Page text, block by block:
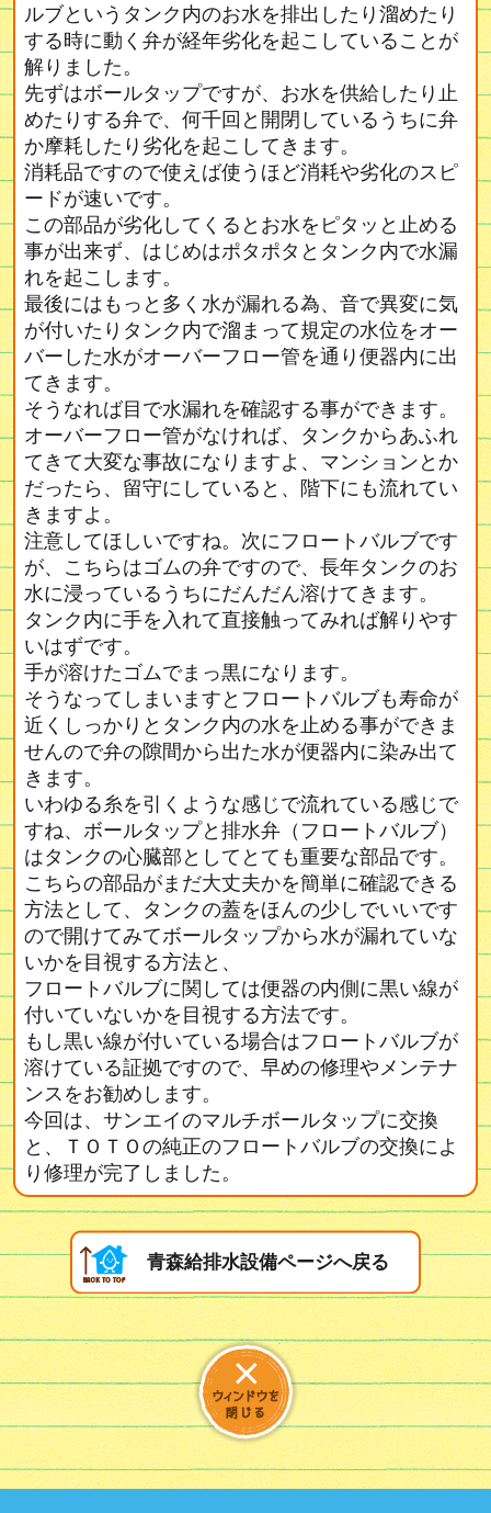
ルブというタンク内のお水を排出したり溜めたり
する時に動く弁が経年劣化を起こしていることが
解りました。
先ずはボールタップですが、お水を供給したり止
めたりする弁で、何千回と開閉しているうちに弁
か摩耗したり劣化を起こしてきます。
消耗品ですので使えば使うほど消耗や劣化のスピ
ードが速いです。
この部品が劣化してくるとお水をピタッと止める
事が出来ず、はじめはポタポタとタンク内で水漏
れを起こします。
最後にはもっと多く水が漏れる為、音で異変に気
が付いたりタンク内で溜まって規定の水位をオー
バーした水がオーバーフロー管を通り便器内に出
てきます。
そうなれば目で水漏れを確認する事ができます。
オーバーフロー管がなければ、タンクからあふれ
てきて大変な事故になりますよ、マンションとか
だったら、留守にしていると、階下にも流れてい
きますよ。
注意してほしいですね。次にフロートバルブです
が、こちらはゴムの弁ですので、長年タンクのお
水に浸っているうちにだんだん溶けてきます。
タンク内に手を入れて直接触ってみれば解りやす
いはずです。
手が溶けたゴムでまっ黒になります。
そうなってしまいますとフロートバルブも寿命が
近くしっかりとタンク内の水を止める事ができま
せんので弁の隙間から出た水が便器内に染み出て
きます。
いわゆる糸を引くような感じで流れている感じで
すね、ボールタップと排水弁（フロートバルブ）
はタンクの心臓部としてとても重要な部品です。
こちらの部品がまだ大丈夫かを簡単に確認できる
方法として、タンクの蓋をほんの少しでいいです
ので開けてみてボールタップから水が漏れていな
いかを目視する方法と、
フロートバルブに関しては便器の内側に黒い線が
付いていないかを目視する方法です。
もし黒い線が付いている場合はフロートバルブが
溶けている証拠ですので、早めの修理やメンテナ
ンスをお勧めします。
今回は、サンエイのマルチボールタップに交換
と、ＴＯＴＯの純正のフロートバルブの交換によ
り修理が完了しました。
青森給排水設備ページへ戻る